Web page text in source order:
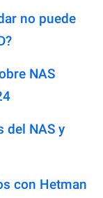
no puede
NAS
del NAS y
con Hetman